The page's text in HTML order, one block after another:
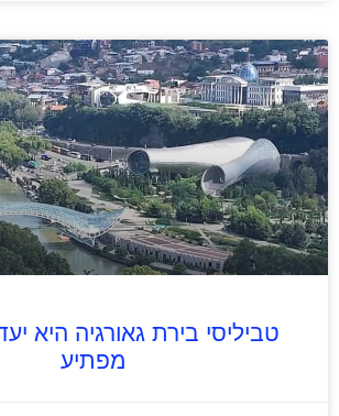
טביליסי בירת גאורגיה היא
מפתיע